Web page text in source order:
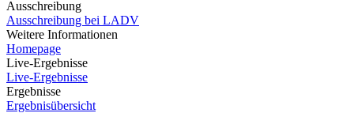
Ausschreibung
Ausschreibung bei LADV
Weitere Informationen
Homepage
Live-Ergebnisse
Live-Ergebnisse
Ergebnisse
Ergebnisübersicht